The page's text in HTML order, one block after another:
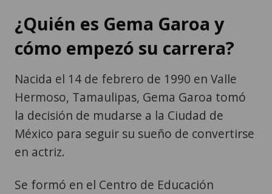
¿Quién es Gema Garoa y
cómo empezó su carrera?
Nacida el 14 de febrero de 1990 en Valle
Hermoso, Tamaulipas, Gema Garoa tomó
la decisión de mudarse a la Ciudad de
México para seguir su sueño de convertirse
en actriz.
Se formó en el Centro de Educación